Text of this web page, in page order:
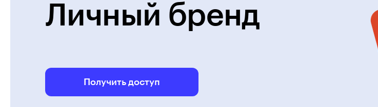
Личный бренд
Получить доступ